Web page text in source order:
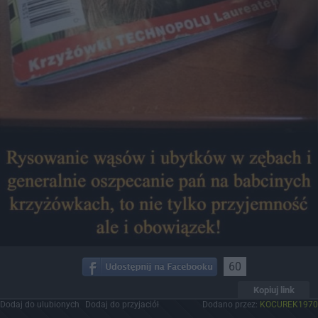
60
Kopiuj link
Dodaj do ulubionych Dodaj do przyjaciół Dodano przez: KOCUREK1970